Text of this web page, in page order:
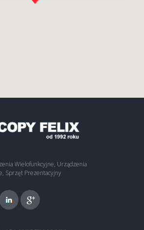
Wielofunkcyjne, Urządzenia
Sprzęt Prezentacyjny